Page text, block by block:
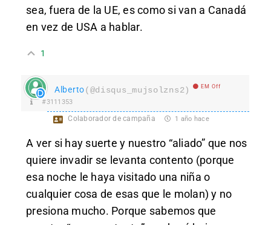
sea, fuera de la UE, es como si van a Canadá
en vez de USA a hablar.
1
Alberto(@disqus_mujsolzns2) EM Off
#3111353
Colaborador de campaña 1 año hace
A ver si hay suerte y nuestro “aliado” que nos
quiere invadir se levanta contento (porque
esa noche le haya visitado una niña o
cualquier cosa de esas que le molan) y no
presiona mucho. Porque sabemos que